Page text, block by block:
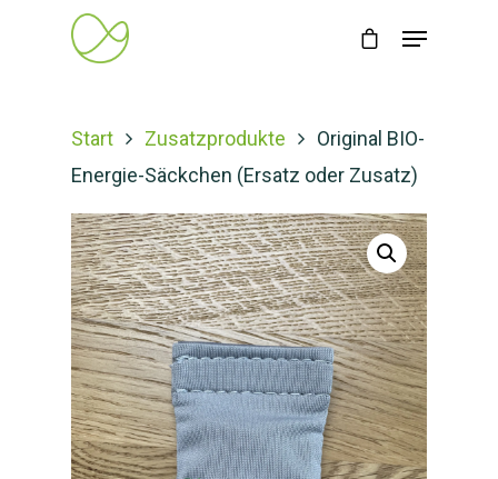
Start Zusatzprodukte
Original BIO-
Energie-Säckchen (Ersatz oder Zusatz)